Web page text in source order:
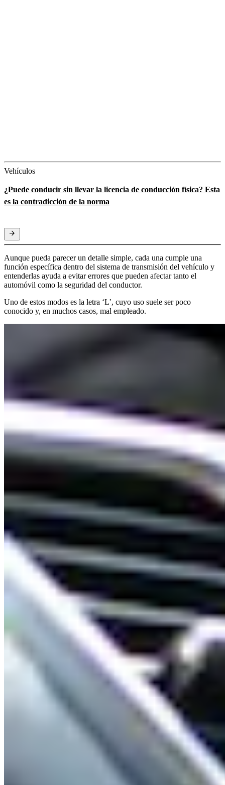
Vehículos
¿Puede conducir sin llevar la licencia de conducción física? Esta
es la contradicción de la norma
Aunque pueda parecer un detalle simple, cada una cumple una
función específica dentro del sistema de transmisión del vehículo y
entenderlas ayuda a evitar errores que pueden afectar tanto el
automóvil como la seguridad del conductor.
Uno de estos modos es la letra ‘L’, cuyo uso suele ser poco
conocido y, en muchos casos, mal empleado.